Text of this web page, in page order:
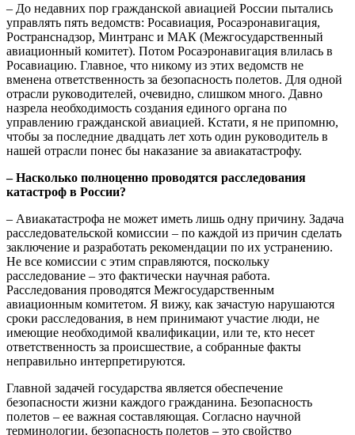
– До недавних пор гражданской авиацией России пытались
управлять пять ведомств: Росавиация, Росаэронавигация,
Ространснадзор, Минтранс и МАК (Межгосударственный
авиационный комитет). Потом Росаэронавигация влилась в
Росавиацию. Главное, что никому из этих ведомств не
вменена ответственность за безопасность полетов. Для одной
отрасли руководителей, очевидно, слишком много. Давно
назрела необходимость создания единого органа по
управлению гражданской авиацией. Кстати, я не припомню,
чтобы за последние двадцать лет хоть один руководитель в
нашей отрасли понес бы наказание за авиакатастрофу.
– Насколько полноценно проводятся расследования
катастроф в России?
– Авиакатастрофа не может иметь лишь одну причину. Задача
расследовательской комиссии – по каждой из причин сделать
заключение и разработать рекомендации по их устранению.
Не все комиссии с этим справляются, поскольку
расследование – это фактически научная работа.
Расследования проводятся Межгосударственным
авиационным комитетом. Я вижу, как зачастую нарушаются
сроки расследования, в нем принимают участие люди, не
имеющие необходимой квалификации, или те, кто несет
ответственность за происшествие, а собранные факты
неправильно интерпретируются.
Главной задачей государства является обеспечение
безопасности жизни каждого гражданина. Безопасность
полетов – ее важная составляющая. Согласно научной
терминологии, безопасность полетов – это свойство